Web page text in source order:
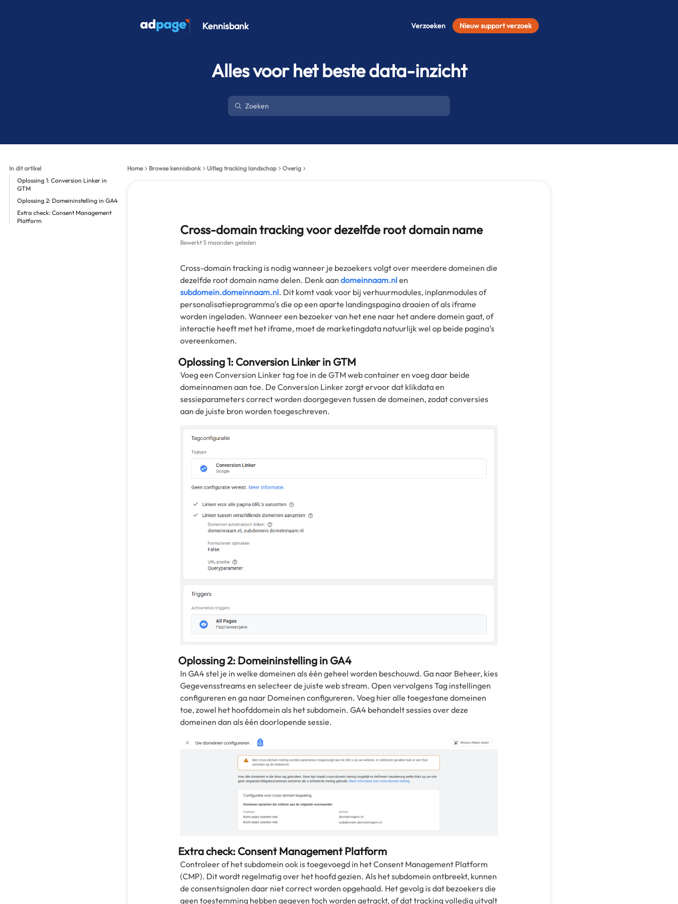
Kennisbank Verzoeken Nieuw support verzoek
Alles voor het beste data-inzicht
In dit artikel
Oplossing 1: Conversion Linker in
GTM
Oplossing 2: Domeininstelling in GA4
Extra check: Consent Management
Platform
Home Browse kennisbank Uitleg tracking landschap Overig
Cross-domain tracking voor dezelfde root domain name
Bewerkt 5 maanden geleden
Cross-domain tracking is nodig wanneer je bezoekers volgt over meerdere domeinen die
dezelfde root domain name delen. Denk aan domeinnaam.nlen
subdomein.domeinnaam.nl. Dit komt vaak voor bij verhuurmodules, inplanmodules of
personalisatieprogramma's die op een aparte landingspagina draaien of als iframe
worden ingeladen. Wanneer een bezoeker van het ene naar het andere domein gaat, of
interactie heeft met het iframe, moet de marketingdata natuurlijk wel op beide pagina's
overeenkomen.
Oplossing 1: Conversion Linker in GTM
Voeg een Conversion Linker tag toe in de GTM web container en voeg daar beide
domeinnamen aan toe. De Conversion Linker zorgt ervoor dat klikdata en
sessieparameters correct worden doorgegeven tussen de domeinen, zodat conversies
aan de juiste bron worden toegeschreven.
Oplossing 2: Domeininstelling in GA4
In GA4 stel je in welke domeinen als één geheel worden beschouwd. Ga naar Beheer, kies
Gegevensstreams en selecteer de juiste web stream. Open vervolgens Tag instellingen
configureren en ga naar Domeinen configureren. Voeg hier alle toegestane domeinen
toe, zowel het hoofddomein als het subdomein. GA4 behandelt sessies over deze
domeinen dan als één doorlopende sessie.
Extra check: Consent Management Platform
Controleer of het subdomein ook is toegevoegd in het Consent Management Platform
(CMP). Dit wordt regelmatig over het hoofd gezien. Als het subdomein ontbreekt, kunnen
de consentsignalen daar niet correct worden opgehaald. Het gevolg is dat bezoekers die
geen toestemming hebben gegeven toch worden getrackt, of dat tracking volledig uitvalt